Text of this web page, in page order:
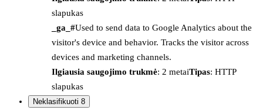
slapukas
_ga_#Used to send data to Google Analytics about the
visitor's device and behavior. Tracks the visitor across
devices and marketing channels.
Ilgiausia saugojimo trukmė: 2 metaiTipas: HTTP
slapukas
Neklasifikuoti 8